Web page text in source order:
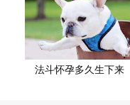
法斗怀孕多久生下来